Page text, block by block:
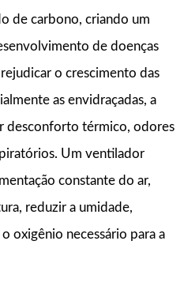
de carbono, criando um
de doenças
o crescimento das
as envidraçadas, a
desconforto térmico, odores
Um ventilador
constante do ar,
reduzir a umidade,
oxigênio necessário para a